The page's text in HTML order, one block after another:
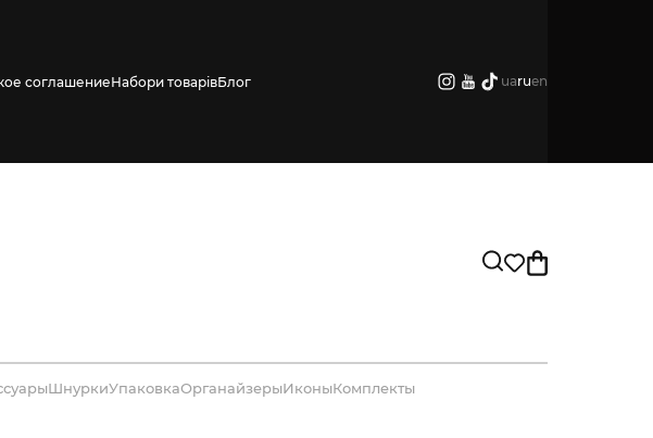
соглашениеНабори товарівБлог uaruen
ШнуркиУпаковкаОрганайзерыИконыКомплекты